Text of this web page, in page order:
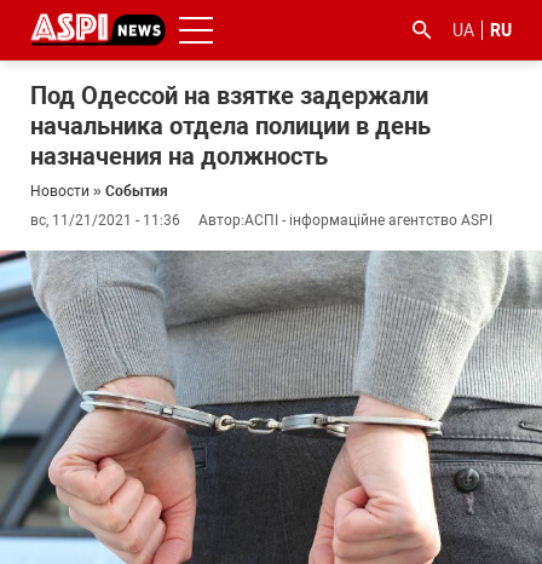
UA RU
Под Одессой на взятке задержали
начальника отдела полиции в день
назначения на должность
Новости » События
вс, 11/21/2021 - 11:36
Автор:АСПІ - інформаційне агентство ASPI
#ООС
#боротьба
з
корупцією
#гфс #Киев #коронавірус